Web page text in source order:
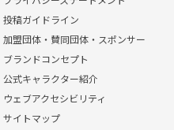
投稿ガイドライン
加盟団体・賛同団体・スポンサー
ブランドコンセプト
公式キャラクター紹介
ウェブアクセシビリティ
サイトマップ